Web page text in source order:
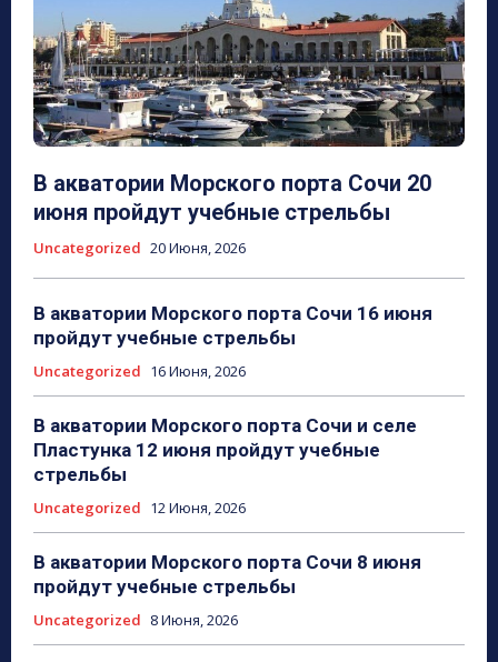
В акватории Морского порта Сочи 20
июня пройдут учебные стрельбы
Uncategorized 20 Июня, 2026
В акватории Морского порта Сочи 16 июня
пройдут учебные стрельбы
Uncategorized 16 Июня, 2026
В акватории Морского порта Сочи и селе
Пластунка 12 июня пройдут учебные
стрельбы
Uncategorized 12 Июня, 2026
В акватории Морского порта Сочи 8 июня
пройдут учебные стрельбы
Uncategorized 8 Июня, 2026